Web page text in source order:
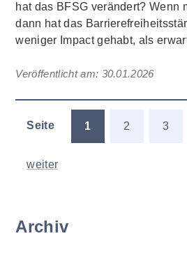
hat das BFSG verändert? Wenn
dann hat das
weniger Impact gehabt, als
Veröffentlicht am: 30.01.2026
Seite 1 2 3
weiter
Archiv